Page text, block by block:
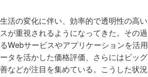
活の変化に伴い、効率的で透明性の高い
が重視されるようになってきた。その過
Webサービスやアプリケーションを活用
タを活かした価格評価、さらにはビッグ
などが注目を集めている。こうした状況